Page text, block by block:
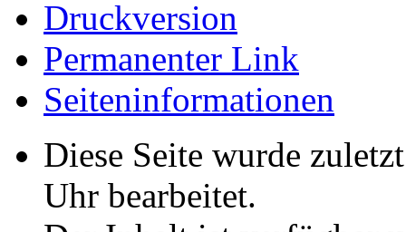
Druckversion
Permanenter Link
Seiten­­informationen
Diese Seite wurde
Uhr bearbeitet.